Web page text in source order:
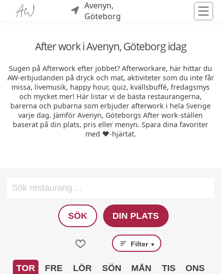
Avenyn,
Göteborg
After work i Avenyn, Göteborg idag
Sugen på Afterwork efter jobbet? Afterworkare, här hittar du
AW-erbjudanden på dryck och mat, aktiviteter som du inte får
missa, livemusik, happy hour, quiz, kvällsbuffé, fredagsmys
och mycket mer! Här listar vi de bästa restaurangerna,
barerna och pubarna som erbjuder afterwork i hela Sverige
varje dag. Jämför Avenyn, Göteborgs After work-ställen
baserat på din plats, pris eller menyn. Spara dina favoriter
med ❤️-hjärtat.
SÖK DIN PLATS
Filter ▼
TOR FRE LÖR SÖN MÅN TIS ONS